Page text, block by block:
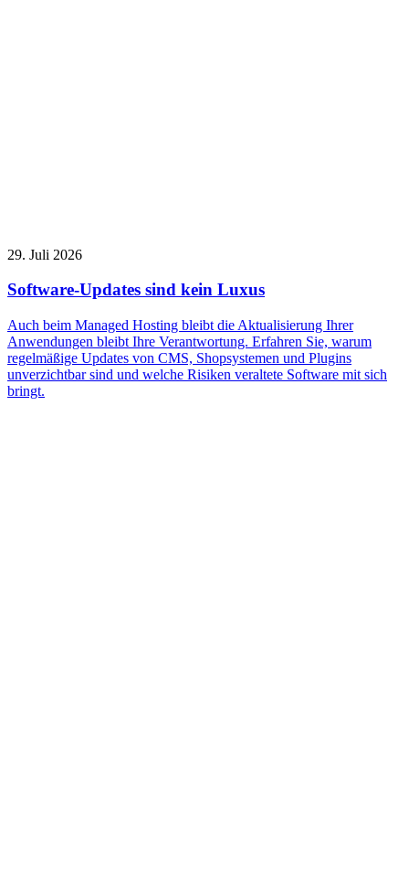
29. Juli 2026
Software-Updates sind kein Luxus
Auch beim Managed Hosting bleibt die Aktualisierung Ihrer
Anwendungen bleibt Ihre Verantwortung. Erfahren Sie, warum
regelmäßige Updates von CMS, Shopsystemen und Plugins
unverzichtbar sind und welche Risiken veraltete Software mit sich
bringt.